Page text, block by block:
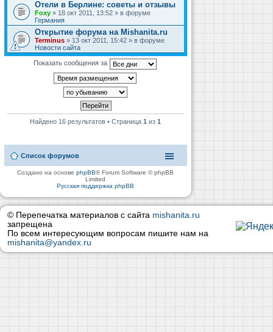
Отели в Берлине: советы и отзывы
Foxy » 18 окт 2011, 13:52 » в форуме
Германия
Открытие форума на Mishanita.ru
Terminus » 13 окт 2011, 15:42 » в форуме
Новости сайта
Показать сообщения за
Найдено 16 результатов • Страница1 из1
Список форумов
Создано на основеphpBB® Forum Software © phpBB
Limited
Русская поддержка phpBB
© Перепечатка материалов с сайта mishanita.ru
запрещена
По всем интересующим вопросам пишите нам на
mishanita@yandex.ru